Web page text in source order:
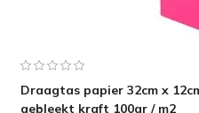
Draagtas papier 32cm x
gebleekt kraft 100gr / m2